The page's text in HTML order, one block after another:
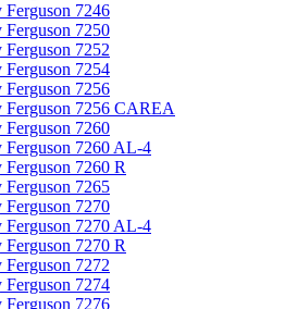
Ferguson 7246
Ferguson 7250
Ferguson 7252
Ferguson 7254
Ferguson 7256
Ferguson 7256 CAREA
Ferguson 7260
Ferguson 7260 AL-4
Ferguson 7260 R
Ferguson 7265
Ferguson 7270
Ferguson 7270 AL-4
Ferguson 7270 R
Ferguson 7272
Ferguson 7274
Ferguson 7276